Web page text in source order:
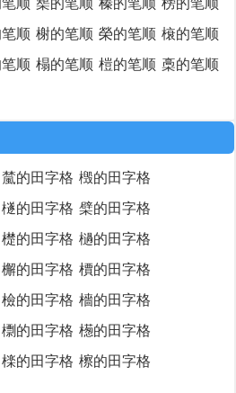
顺 榭的笔顺 榮的笔顺 榱的笔顺
顺 榻的笔顺 榿的笔顺 槀的笔顺
檒的田字格 檓的田字格
檖的田字格 檗的田字格
檚的田字格 檛的田字格
檞的田字格 檟的田字格
檢的田字格 檣的田字格
檦的田字格 檧的田字格
檪的田字格 檫的田字格